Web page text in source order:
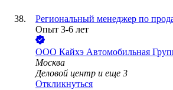
Региональный менеджер по
Опыт 3-6 лет
ООО Кайхэ Автомобильная
Москва
Деловой центр и еще 3
Откликнуться